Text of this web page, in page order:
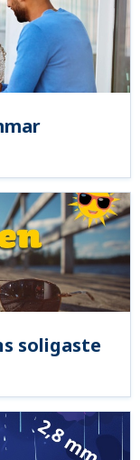
soligaste